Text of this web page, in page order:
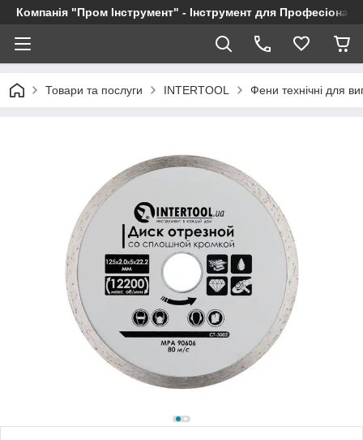
Компанія "Пром Інструмент" - Інструмент для
Товари та послуги INTERTOOL Фени технічні для